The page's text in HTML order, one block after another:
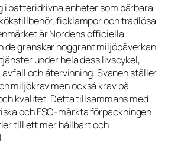
i batteridrivna enheter som bärbara
ficklampor och trådlösa
är Nordens officiella
de granskar noggrant miljöpåverkan
under hela dess livscykel,
och återvinning. Svanen ställer
miljökrav men också krav på
kvalitet. Detta tillsammans med
och FSC-märkta förpackningen
till ett mer hållbart och